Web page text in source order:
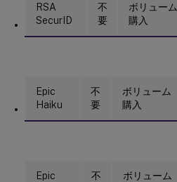
RSA
SecurID
不
要
ボリューム
購入
Epic
Haiku
不
要
ボリューム
購入
Epic
不
ボリューム